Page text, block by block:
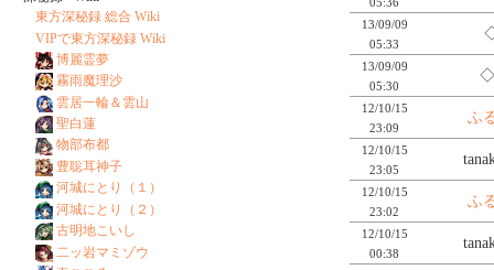
13/09/09
05:33
13/09/09
05:30
12/10/15
23:09
ふ
12/10/15
23:05
12/10/15
23:02
ふ
12/10/15
00:38
東方深秘録 総合 Wiki
VIPで東方深秘録 Wiki
博麗霊夢
霧雨魔理沙
雲居一輪＆雲山
聖白蓮
物部布都
豊聡耳神子
河城にとり（１）
河城にとり（２）
古明地こいし
二ッ岩マミゾウ